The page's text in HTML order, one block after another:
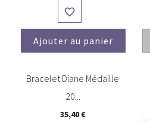

Ajouter au panier
Bracelet Diane Médaille
20...
35,40 €